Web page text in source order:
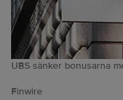
UBS sänker bonusarna
Finwire